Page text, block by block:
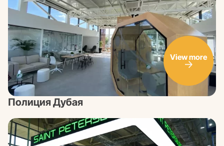
Полиция Дубая
View more